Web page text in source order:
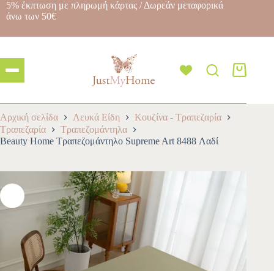
5% έκπτωση με πληρωμή κάρτας / Δωρεάν μεταφορικά
άνω των 50€
Αρχική σελίδα Λευκά Είδη
Κουζίνα - Τραπεζαρία
Τραπεζαρία
Τραπεζομάντηλα
Beauty Home Τραπεζομάντηλο Supreme Art 8488 Λαδί
-10%